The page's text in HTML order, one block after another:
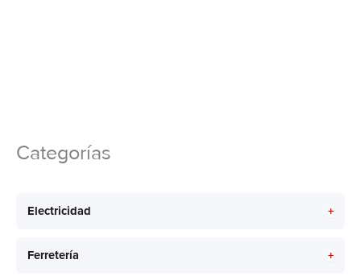
Categorías
Electricidad +
Ferretería +